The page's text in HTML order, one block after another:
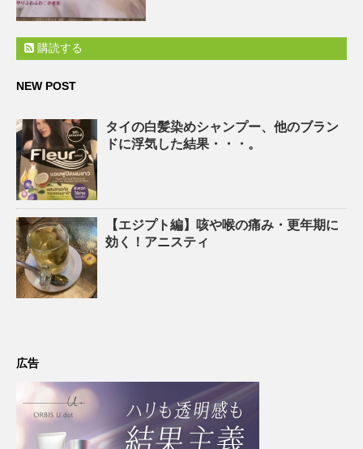
購読する
NEW POST
タイの白髪染めシャンプー、他のブラン
ドに浮気した結果・・・。
【エジプト編】咳や喉の痛み・更年期に
効く！アニスティ
広告